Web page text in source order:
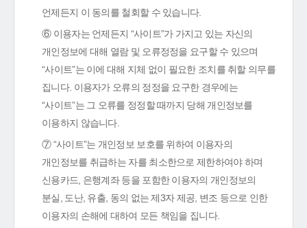
언제든지 이 동의를 철회할 수 있습니다.
⑥ 이용자는 언제든지 “사이트”가 가지고 있는 자신의
개인정보에 대해 열람 및 오류정정을 요구할 수 있으며
“사이트”는 이에 대해 지체 없이 필요한 조치를 취할 의무를
집니다. 이용자가 오류의 정정을 요구한 경우에는
“사이트”는 그 오류를 정정할 때까지 당해 개인정보를
이용하지 않습니다.
⑦ “사이트”는 개인정보 보호를 위하여 이용자의
개인정보를 취급하는 자를 최소한으로 제한하여야 하며
신용카드, 은행계좌 등을 포함한 이용자의 개인정보의
분실, 도난, 유출, 동의 없는 제3자 제공, 변조 등으로 인한
이용자의 손해에 대하여 모든 책임을 집니다.